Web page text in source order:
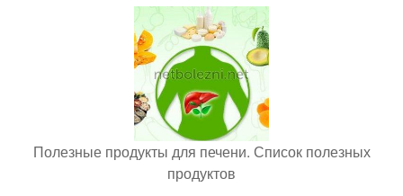
Полезные продукты для печени. Список полезных
продуктов